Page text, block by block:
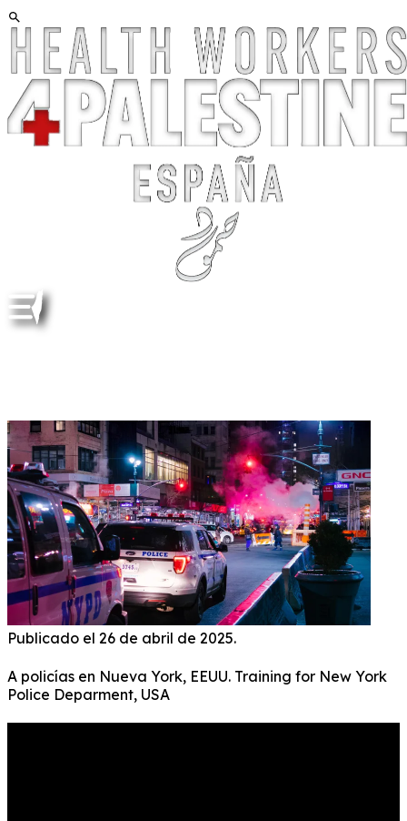
Publicado el 26 de abril de 2025.
A policías en Nueva York, EEUU. Training for New York
Police Deparment, USA